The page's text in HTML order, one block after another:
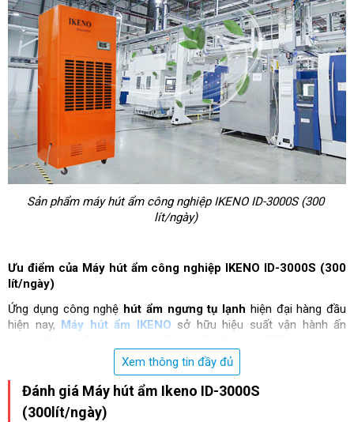
Sản phẩm máy hút ẩm công nghiệp IKENO ID-3000S (300
lít/ngày)
Ưu điểm của Máy hút ẩm công nghiệp IKENO ID-3000S (300
lít/ngày)
Ứng dụng công nghệ hút ẩm ngưng tụ lạnh hiện đại hàng đầu
hiện nay, Máy hút ẩm IKENO sở hữu hiệu suất vận hành ấn
mức độ kiểm soát độ ẩm tối đa đạt 80% ở nhiệt độ 30
chỉ vậy công nghệ hút ẩm này cũng được đánh giá là tiết kiệm
được khá nhiều điện năng và phù hợp với điều kiện thời tiết của
nước ta.
Xem thông tin đầy đủ
Đánh giá Máy hút ẩm Ikeno ID-3000S
(300lít/ngày)